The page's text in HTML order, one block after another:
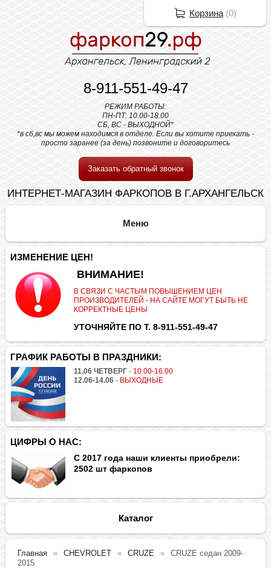
8-911-551-49-47
РЕЖИМ РАБОТЫ:
ПН-ПТ: 10.00-18.00
СБ, ВС - ВЫХОДНОЙ*
*в сб,вс мы можем находимся в отделе. Если вы хотите приехать -
просто заранее (за день) позвоните и договоритесь
Заказать обратный звонок
ИНТЕРНЕТ-МАГАЗИН ФАРКОПОВ В Г.АРХАНГЕЛЬСК
ИЗМЕНЕНИЕ ЦЕН!
ВНИМАНИЕ!
В СВЯЗИ С ЧАСТЫМ ПОВЫШЕНИЕМ ЦЕН
ПРОИЗВОДИТЕЛЕЙ - НА САЙТЕ МОГУТ БЫТЬ НЕ
КОРРЕКТНЫЕ ЦЕНЫ
УТОЧНЯЙТЕ ПО Т. 8-911-551-49-47
ГРАФИК РАБОТЫ В ПРАЗДНИКИ:
11.06 ЧЕТВЕРГ - 10.00-16.00
12.06-14.06 - ВЫХОДНЫЕ
ЦИФРЫ О НАС:
С 2017 года наши клиенты приобрели:
2502 шт фаркопов
Каталог
Главная CHEVROLET CRUZE
CRUZE седан 2009-
2015
Корзина(0)